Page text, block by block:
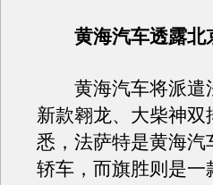
黄海汽车透露北
黄海汽车将派遣
新款翱龙、大柴神
悉，法萨特是黄海
轿车，而旗胜则是